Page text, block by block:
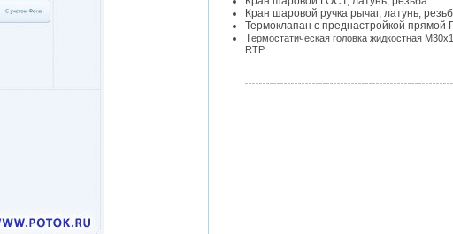
Кран шаровой ручка рычаг, латунь,
Термоклапан с преднастройкой прямой
Термостатическая головка жидкостная
RTP